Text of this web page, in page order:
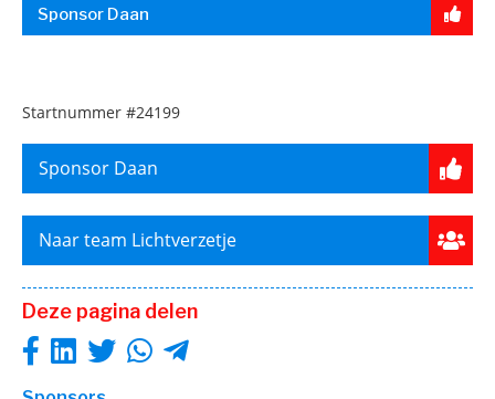
Sponsor Daan
Startnummer #24199
Sponsor Daan
Naar team Lichtverzetje
Deze pagina delen